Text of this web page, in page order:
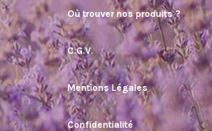
Où trouver nos produits ?
C.G.V.
Mentions Légales
Confidentialité